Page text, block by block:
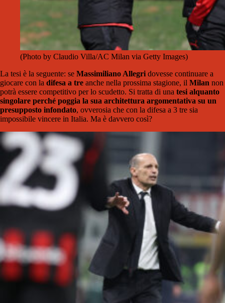
(Photo by Claudio Villa/AC Milan via Getty Images)
La tesi è la seguente: se Massimiliano Allegridovesse continuare a
giocare con la difesa a tre anche nella prossima stagione, il Milan non
potrà essere competitivo per lo scudetto. Si tratta di una tesi alquanto
singolare perché poggia la sua architettura argomentativa su un
presupposto infondato, ovverosia che con la difesa a 3 tre sia
impossibile vincere in Italia. Ma è davvero così?